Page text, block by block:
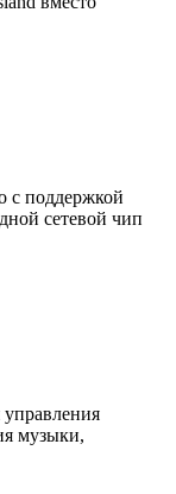
с поддержкой
сетевой чип
музыки,